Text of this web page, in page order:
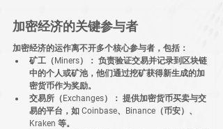
加密经济的关键参与者
加密经济的运作离不开多个核心参与者，包括：
矿工（Miners）： 负责验证交易并记录到区块链
中的个人或矿池，他们通过挖矿获得新生成的加
密货币作为奖励。
交易所（Exchanges）： 提供加密货币买卖与交
易的平台，如 Coinbase、Binance（币安）、
Kraken 等。